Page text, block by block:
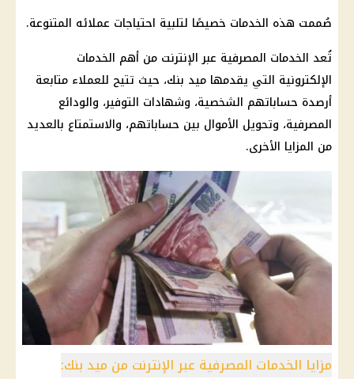
صُممت هذه الخدمات خصيصًا لتلبية احتياجات عملائه المتنوعة.
تُعد الخدمات المصرفية عبر الإنترنت من أهم الخدمات
الإلكترونية التي يقدمها ميد بنك، حيث تتيح للعملاء متابعة
أرصدة حساباتهم الشخصية، وشهادات التوفير، والودائع
المصرفية، وتحويل الأموال بين حساباتهم، والاستمتاع بالعديد
من المزايا الأخرى.
مزايا الخدمات المصرفية عبر الإنترنت من ميد بنك: